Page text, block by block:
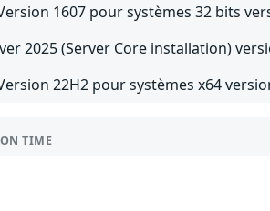
1607 pour systèmes 32 bits
2025 (Server Core installation)
22H2 pour systèmes x64
TIME